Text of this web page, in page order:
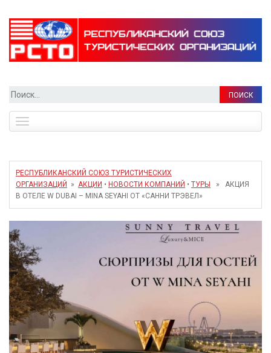
Найти:
navigation
РЕСПУБЛИКАНСКИЙ СОЮЗ ТУРИСТИЧЕСКИХ
ОРГАНИЗАЦИЙ
» АКЦИИ • НОВОСТИ КОМПАНИЙ • ТУРЫ
» АКЦИЯ
В ОТЕЛЕ W DUBAI – MINA SEYAHI ОТ «САННИ ТРЭВЕЛ»